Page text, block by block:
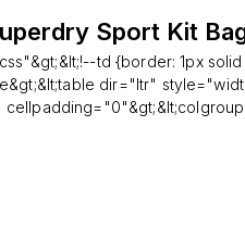
Sport Kit
td {border: 1px
dir="ltr"